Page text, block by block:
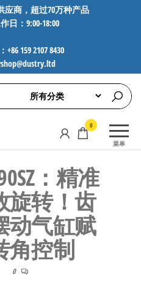
应商，超过70万种产品
日：9:00-18:00
159 2107 8430
菜单
0
：精准
旋转！齿
动气缸赋
角控制​​
0